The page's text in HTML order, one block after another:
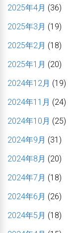
2025年4月 (36)
2025年3月 (19)
2025年2月 (18)
2025年1月 (20)
2024年12月 (19)
2024年11月 (24)
2024年10月 (25)
2024年9月 (31)
2024年8月 (20)
2024年7月 (18)
2024年6月 (26)
2024年5月 (18)